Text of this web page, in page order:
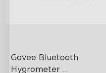
Govee Bluetooth
Hygrometer